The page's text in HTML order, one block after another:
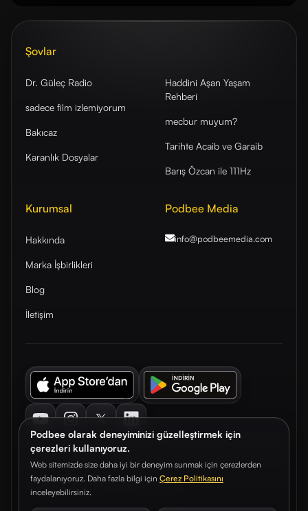
Podbee olarak deneyiminizi güzelleştirmek için
çerezleri kullanıyoruz.
Web sitemizde size daha iyi bir deneyim sunmak için çerezlerden
faydalanıyoruz. Daha fazla bilgi için Çerez Politikasını
inceleyebilirsiniz.
Şovlar
Dr. Güleç Radio
sadece film izlemiyorum
Bakıcaz
Karanlık Dosyalar
Haddini Aşan Yaşam
Rehberi
mecbur muyum?
Tarihte Acaib ve Garaib
Barış Özcan ile 111Hz
Kurumsal
Hakkında
Marka İşbirlikleri
Blog
İletişim
Podbee Media
info@podbeemedia.com
© 2026. Podbee Media. Tüm hakları saklıdır.